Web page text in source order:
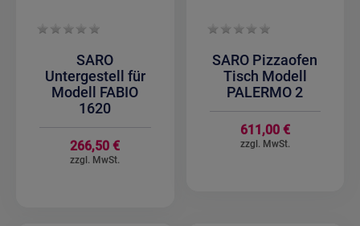
SARO
Untergestell für
Modell FABIO
1620
266,50 €
SARO Pizzaofen
Tisch Modell
PALERMO 2
611,00 €